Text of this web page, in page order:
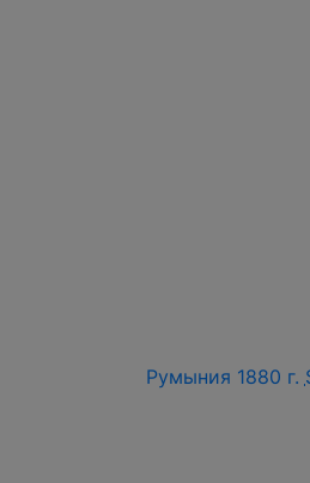
Румыния 1880 г.